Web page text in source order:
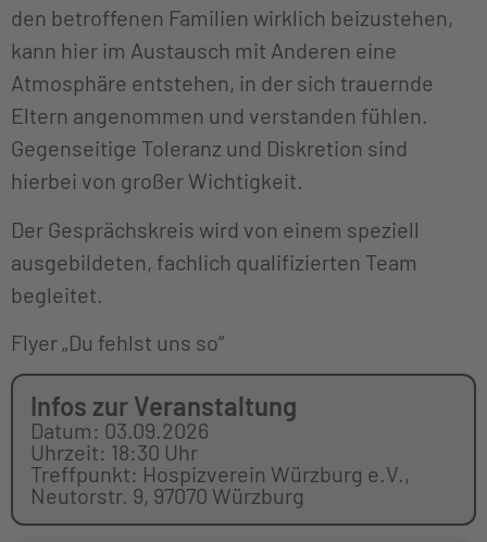
den betroffenen Familien wirklich beizustehen,
kann hier im Austausch mit Anderen eine
Atmosphäre entstehen, in der sich trauernde
Eltern angenommen und verstanden fühlen.
Gegenseitige Toleranz und Diskretion sind
hierbei von großer Wichtigkeit.
Der Gesprächskreis wird von einem speziell
ausgebildeten, fachlich qualifizierten Team
begleitet.
Flyer „Du fehlst uns so“
Infos zur Veranstaltung
Datum: 03.09.2026
Uhrzeit: 18:30 Uhr
Treffpunkt: Hospizverein Würzburg e.V.,
Neutorstr. 9, 97070 Würzburg